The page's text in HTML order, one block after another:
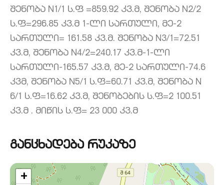
შენობა N1/1 ს.ფ =859.92 კვ.მ, შენობა N2/2
ს.ფ=296.85 კვ.მ 1-ლი სართული, მე-2
სართული= 161.58 კვ.მ. შენობა N3/1=72.51
კვ.მ, შენობა N4/2=240.17 კვ.მ-1-ლი
სართული-165.57 კვ.მ, მე-2 სართული-74.6
კვმ, შენობა N5/1 ს.ფ=60.71 კვ.მ, შენობა N
6/1 ს.ფ=16.62 კვ.მ, შენობების ს.ფ=2 100.51
კვ.მ . მიწის ს.ფ= 23 000 კვ.მ
განცხადება რუკაზე
+